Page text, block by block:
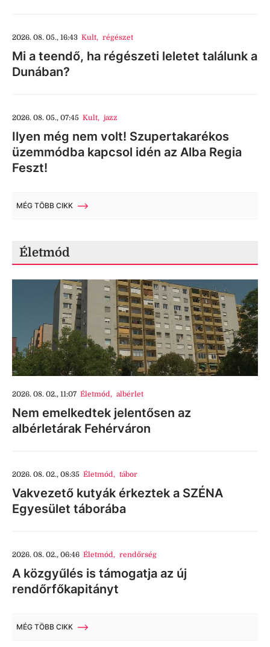
2026. 08. 05., 16:43 Kult, régészet
Mi a teendő, ha régészeti leletet találunk a
Dunában?
2026. 08. 05., 07:45 Kult, jazz
Ilyen még nem volt! Szupertakarékos
üzemmódba kapcsol idén az Alba Regia
Feszt!
MÉG TÖBB CIKK
Életmód
2026. 08. 02., 11:07 Életmód, albérlet
Nem emelkedtek jelentősen az
albérletárak Fehérváron
2026. 08. 02., 08:35 Életmód, tábor
Vakvezető kutyák érkeztek a SZÉNA
Egyesület táborába
2026. 08. 02., 06:46 Életmód, rendőrség
A közgyűlés is támogatja az új
rendőrfőkapitányt
MÉG TÖBB CIKK